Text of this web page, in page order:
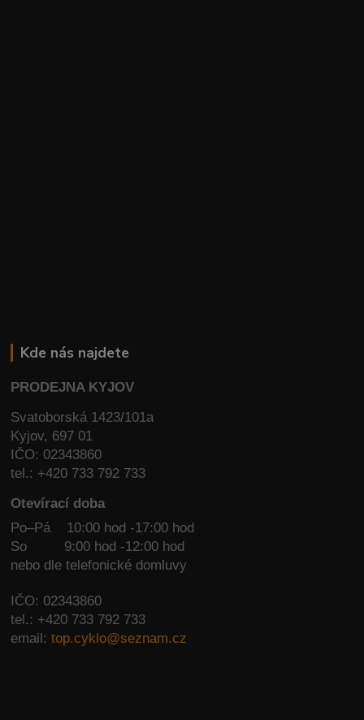
Kde nás najdete
PRODEJNA KYJOV
Svatoborská 1423/101a
Kyjov, 697 01
IČO: 02343860
tel.: +420 733 792 733
Otevírací doba
Po–Pá 10:00 hod -17:00 hod
So
9:00 hod -12:00 hod
nebo dle telefonické domluvy
IČO: 02343860
tel.: +420 733 792 733
email:top.cyklo@seznam.cz